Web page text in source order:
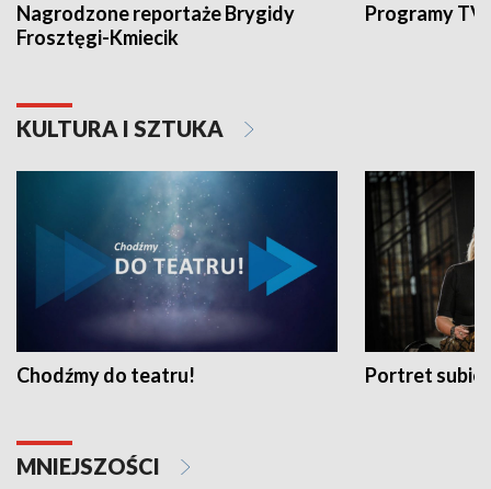
Nagrodzone reportaże Brygidy
Frosztęgi-Kmiecik
Programy
KULTURA I SZTUKA
Chodźmy do teatru! Portret
MNIEJSZOŚCI